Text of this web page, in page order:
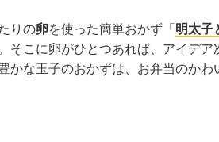
りの卵を使った簡単おかず「 明太子
そこに卵がひとつあれば、アイデア
な玉子のおかずは、お弁当のかわ